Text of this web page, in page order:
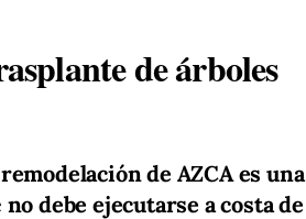
de árboles
de AZCA es una
no debe ejecutarse a costa de